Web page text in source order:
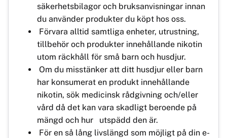
säkerhetsbilagor och bruksanvisningar innan
du använder produkter du köpt hos oss.
Förvara alltid samtliga enheter, utrustning,
tillbehör och produkter innehållande nikotin
utom räckhåll för små barn och husdjur.
Om du misstänker att ditt husdjur eller barn
har konsumerat en produkt innehållande
nikotin, sök medicinsk rådgivning och/eller
vård då det kan vara skadligt beroende på
mängd och hur utspädd den är.
För en så lång livslängd som möjligt på din e-